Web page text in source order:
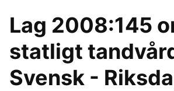
Lag 2008:145
statligt
Svensk -